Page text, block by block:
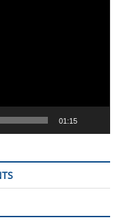
01:15